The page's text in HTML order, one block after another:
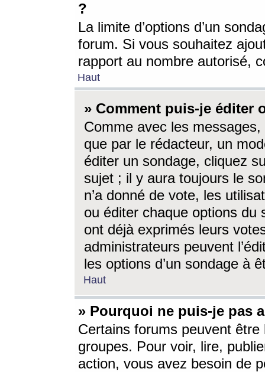
?
La limite d’options d’un
forum. Si vous souhaitez
rapport au nombre autorisé,
Haut
» Comment puis-je éditer
Comme avec les
que par le rédacteur, un
éditer un sondage, cliquez
sujet ; il y aura toujours le
n’a donné de vote, les
ou éditer chaque options du
ont déjà exprimés leurs
administrateurs peuvent
les options d’un sondage à
Haut
» Pourquoi ne puis-je pas
Certains forums peuvent être
groupes. Pour voir, lire,
action, vous avez besoin de